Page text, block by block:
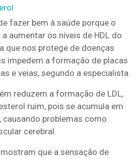
fazer bem à saúde porque o
aumentar os níveis de HDL do
que nos protege de doenças
impedem a formação de placas
e veias, segundo a especialista.
reduzem a formação de LDL,
ruim, pois se acumula em
causando problemas como
cerebral.
que a sensação de